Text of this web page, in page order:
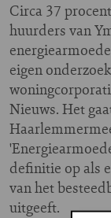
Circa 37
huurders van
eigen
Nieuws. Het
definitie op als
van het
uitgeeft.